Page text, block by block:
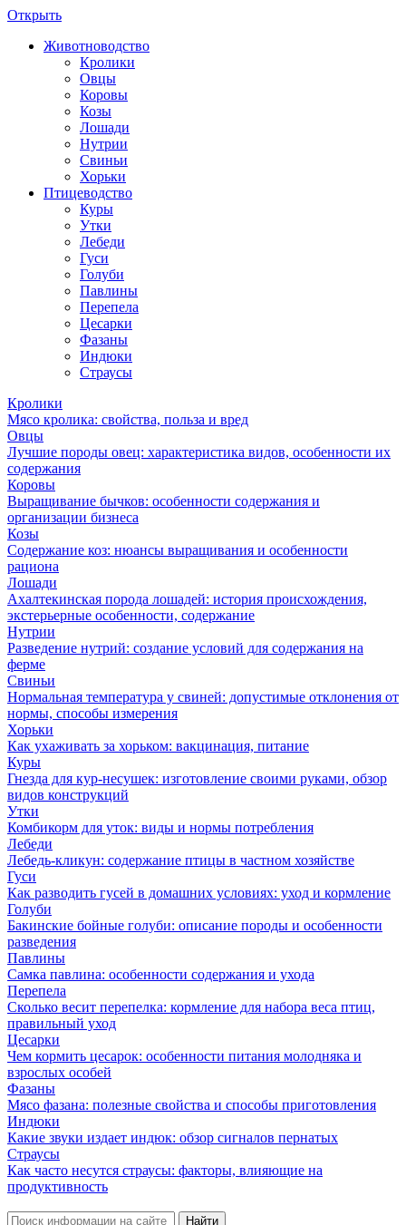
Открыть
Животноводство
Кролики
Овцы
Коровы
Козы
Лошади
Нутрии
Свиньи
Хорьки
Птицеводство
Куры
Утки
Лебеди
Гуси
Голуби
Павлины
Перепела
Цесарки
Фазаны
Индюки
Страусы
Кролики
Мясо кролика: свойства, польза и вред
Овцы
Лучшие породы овец: характеристика видов, особенности их
содержания
Коровы
Выращивание бычков: особенности содержания и
организации бизнеса
Козы
Содержание коз: нюансы выращивания и особенности
рациона
Лошади
Ахалтекинская порода лошадей: история происхождения,
экстерьерные особенности, содержание
Нутрии
Разведение нутрий: создание условий для содержания на
ферме
Свиньи
Нормальная температура у свиней: допустимые отклонения от
нормы, способы измерения
Хорьки
Как ухаживать за хорьком: вакцинация, питание
Куры
Гнезда для кур-несушек: изготовление своими руками, обзор
видов конструкций
Утки
Комбикорм для уток: виды и нормы потребления
Лебеди
Лебедь-кликун: содержание птицы в частном хозяйстве
Гуси
Как разводить гусей в домашних условиях: уход и кормление
Голуби
Бакинские бойные голуби: описание породы и особенности
разведения
Павлины
Самка павлина: особенности содержания и ухода
Перепела
Сколько весит перепелка: кормление для набора веса птиц,
правильный уход
Цесарки
Чем кормить цесарок: особенности питания молодняка и
взрослых особей
Фазаны
Мясо фазана: полезные свойства и способы приготовления
Индюки
Какие звуки издает индюк: обзор сигналов пернатых
Страусы
Как часто несутся страусы: факторы, влияющие на
продуктивность